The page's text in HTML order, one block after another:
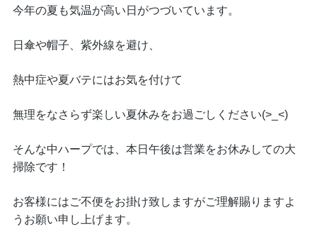
今年の夏も気温が高い日がつづいています。
日傘や帽子、紫外線を避け、
熱中症や夏バテにはお気を付けて
無理をなさらず楽しい夏休みをお過ごしください(>_<)
そんな中ハープでは、本日午後は営業をお休みしての大
掃除です！
お客様にはご不便をお掛け致しますがご理解賜りますよ
うお願い申し上げます。